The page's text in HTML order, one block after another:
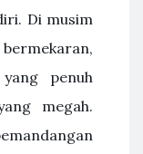
Di musim
penuh
megah.